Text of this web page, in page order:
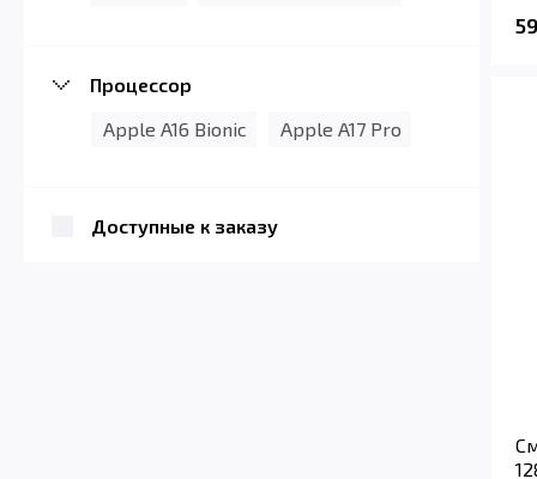
Процессор
Apple A16 Bionic
Apple A17 Pro
Доступные к заказу